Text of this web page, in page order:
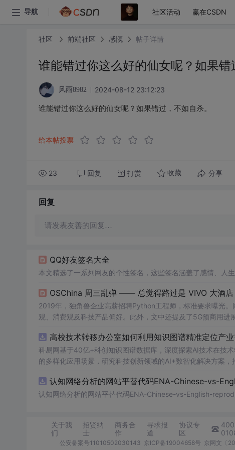
导航 社区活动 赢在CSDN
社区 前端社区 感慨 帖子详情
谁能错过你这么好的仙女呢？如果错
风雨8982 2024-08-12 23:12:23
谁能错过你这么好的仙女呢？如果错过，不如自杀。
给本帖投票
23 回复 打赏 收藏 分享
回复
请发表友善的回复…
QQ好友签名大全
本文精选了一系列网友的个性签名，这些签名涵盖了感情、人
OSChina 周三乱弹 —— 总觉得路过是 VIVO 大酒店
2019年，独角兽企业高薪招聘Python工程师，标准要求曝光
观、消费观及科技产品偏好。此外，文中还提及了5G预商用进
高校技术转移办公室如何利用知识图谱精准定位产
科易网基于40亿+科创知识图谱数据库，深度探索AI技术在技
的多样化应用场景，研究科技创新领域的AI+数智化解决方案，
认知网络分析的网站平替代码ENA-Chinese-vs-
认知网络分析的网站平替代码ENA-Chinese-vs-English-
关于我
们
招贤纳
士
商务合
作
寻求报
道
协议专
区
公安备案号11010502030143 京ICP备19004658号 京网文〔